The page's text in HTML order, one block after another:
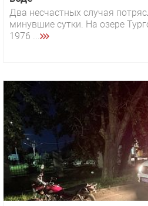
Два несчастных случая
минувшие сутки. На озере
1976 ...